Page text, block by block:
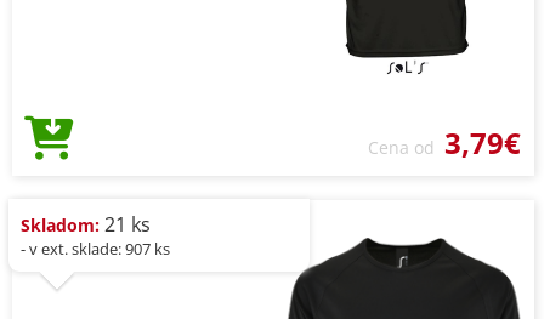
Cena od 3,79€
Skladom: 21 ks
- v ext. sklade: 907 ks